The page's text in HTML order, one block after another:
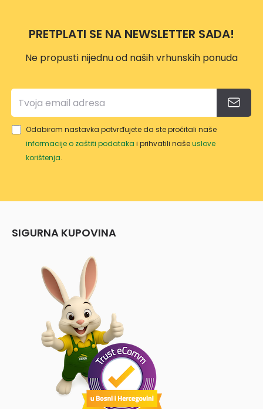
PAN
D+
PRETPLATI SE NA NEWSLETTER SADA!
Ne propusti nijednu od naših vrhunskih ponuda
Odabirom nastavka potvrđujete da ste pročitali naše
informacije o zaštiti podataka i prihvatili našeuslove
korištenja.
SIGURNA KUPOVINA